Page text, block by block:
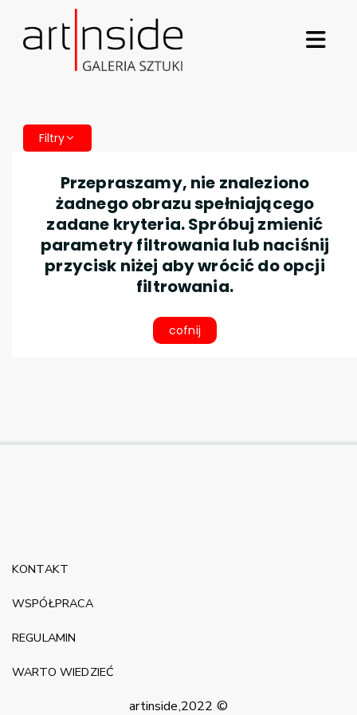
Filtry
Przepraszamy, nie znaleziono
żadnego obrazu spełniającego
zadane kryteria. Spróbuj zmienić
parametry filtrowania lub naciśnij
przycisk niżej aby wrócić do opcji
filtrowania.
cofnij
artinside,2022 ©
KONTAKT
WSPÓŁPRACA
REGULAMIN
WARTO WIEDZIEĆ